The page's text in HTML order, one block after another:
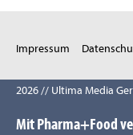
Impressum
2026 // Ultima Media
Mit Pharma+Food